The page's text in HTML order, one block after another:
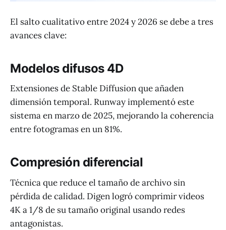
El salto cualitativo entre 2024 y 2026 se debe a tres
avances clave:
Modelos difusos 4D
Extensiones de Stable Diffusion que añaden
dimensión temporal. Runway implementó este
sistema en marzo de 2025, mejorando la coherencia
entre fotogramas en un 81%.
Compresión diferencial
Técnica que reduce el tamaño de archivo sin
pérdida de calidad. Digen logró comprimir videos
4K a 1/8 de su tamaño original usando redes
antagonistas.